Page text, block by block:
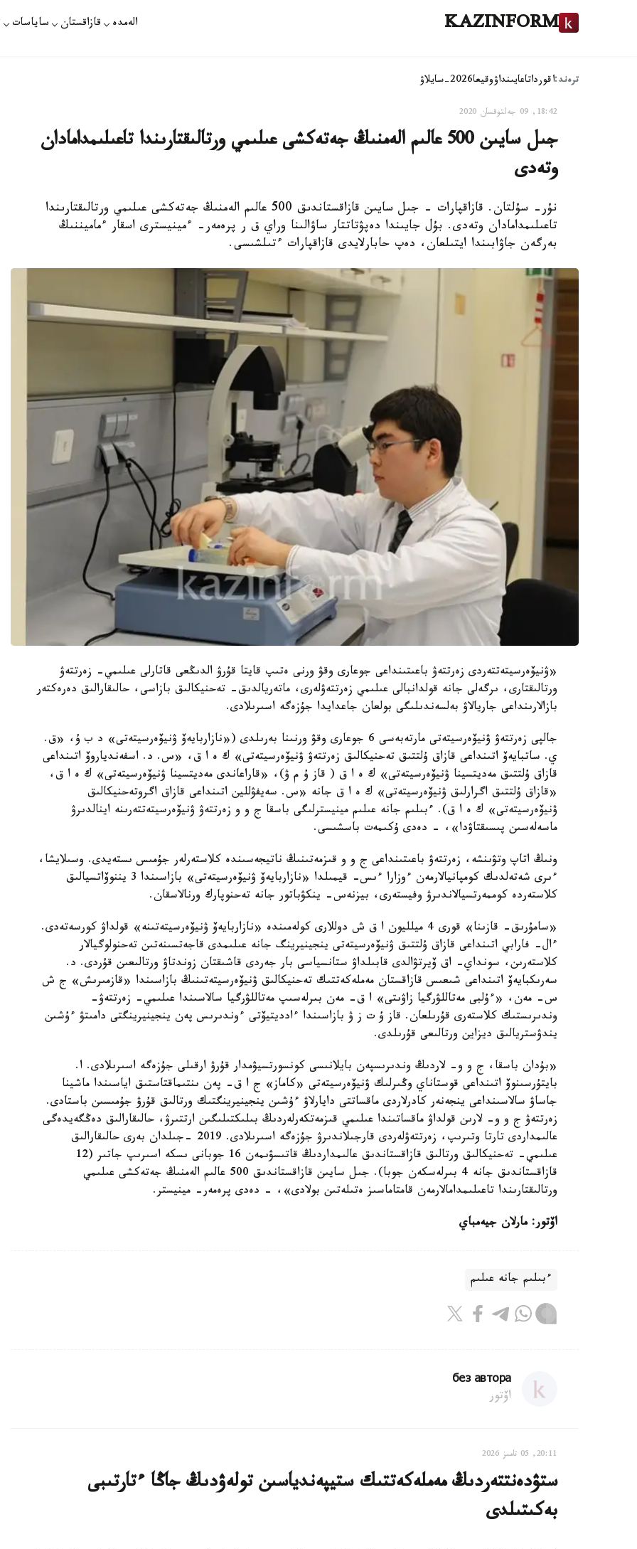
KAZINFORM الەمدە قازاقستان ساياسات
ترەند:اقورداتاعايىنداۋوقيعا2026-سايلاۋ
18:42, 09 جەلتوقسان 2020
جىل سايىن 500 عالىم الەمنىڭ جەتەكشى عىلىمي ورتالىقتارىندا تاعىلىمدامادان
وتەدى
نۇر- سۇلتان. قازاقپارات - جىل سايىن قازاقستاندىق 500 عالىم الەمنىڭ جەتەكشى عىلىمي ورتالىقتارىندا
تاعىلىمدامادان وتەدى. بۇل جايىندا دەپۋتاتتار ساۋالىنا وراي ق ر پرەمەر- ءمينيسترى اسقار ءماميننىڭ
بەرگەن جاۋابىندا ايتىلعان، دەپ حابارلايدى قازاقپارات ءتىلشىسى.
«ۋنيۆەرسيتەتتەردى زەرتتەۋ باعىتىنداعى جوعارى وقۋ ورنى ەتىپ قايتا قۇرۋ الدىڭعى قاتارلى عىلىمي- زەرتتەۋ
ورتالىقتارى، ىرگەلى جانە قولدانبالى عىلىمي زەرتتەۋلەرى، ماتەريالدىق- تەحنيكالىق بازاسى، حالىقارالىق دەرەكتەر
بازالارىنداعى جاريالاۋ بەلسەندىلىگى بولعان جاعدايدا جۇزەگە اسىرىلادى.
جالپى زەرتتەۋ ۋنيۆەرسيتەتى مارتەبەسى 6 جوعارى وقۋ ورنىنا بەرىلدى («نازاربايەۆ ۋنيۆەرسيتەتى» د ب ۇ، «ق.
ي. ساتبايەۆ اتىنداعى قازاق ۇلتتىق تەحنيكالىق زەرتتەۋ ۋنيۆەرسيتەتى» ك ە ا ق، «س. د. اسفەندياروۆ اتىنداعى
قازاق ۇلتتىق مەديتسينا ۋنيۆەرسيتەتى» ك ە ا ق ( قاز ۇ م ۋ)، «قاراعاندى مەديتسينا ۋنيۆەرسيتەتى» ك ە ا ق،
«قازاق ۇلتتىق اگرارلىق ۋنيۆەرسيتەتى» ك ە ا ق جانە «س. سەيفۋللين اتىنداعى قازاق اگروتەحنيكالىق
ۋنيۆەرسيتەتى» ك ە ا ق). ءبىلىم جانە عىلىم مينيسترلىگى باسقا ج و و زەرتتەۋ ۋنيۆەرسيتەتتەرىنە اينالدىرۋ
ماسەلەسىن پىسىقتاۋدا»، - دەدى ۇكىمەت باسشىسى.
ونىڭ اتاپ وتۋىنشە، زەرتتەۋ باعىتىنداعى ج و و قىزمەتىنىڭ ناتيجەسىندە كلاستەرلەر جۇمىس ىستەيدى. وسىلايشا،
ءىرى شەتەلدىك كومپانيالارمەن ءوزارا ءىس- قيمىلدا «نازاربايەۆ ۋنيۆەرسيتەتى» بازاسىندا 3 يننوۆاتسيالىق
كلاستەردە كوممەرتسيالاندىرۋ وفيستەرى، بيزنەس- ينكۋباتور جانە تەحنوپارك ورنالاسقان.
«سامۇرىق- قازىنا» قورى 4 ميلليون ا ق ش دوللارى كولەمىندە «نازاربايەۆ ۋنيۆەرسيتەتىنە» قولداۋ كورسەتەدى.
ءال- فارابي اتىنداعى قازاق ۇلتتىق ۋنيۆەرسيتەتى ينجينيرينگ جانە عىلىمدى قاجەتسىنەتىن تەحنولوگيالار
كلاستەرىن، سونداي- اق ۆيرتۋالدى قابىلداۋ ستانسياسى بار جەردى قاشىقتان زوندتاۋ ورتالىعىن قۇردى. د.
سەرىكبايەۆ اتىنداعى شىعىس قازاقستان مەملەكەتتىك تەحنيكالىق ۋنيۆەرسيتەتىنىڭ بازاسىندا «قازمىرىش» ج ش
س- مەن، «ءۇلبى مەتاللۋرگيا زاۋىتى» ا ق- مەن بىرلەسىپ مەتاللۋرگيا سالاسىندا عىلىمي- زەرتتەۋ-
وندىرىستىك كلاستەرى قۇرىلعان. قاز ۇ ت ز ۋ بازاسىندا ءادديتيۆتى ءوندىرىس پەن ينجينيرينگتى دامىتۋ ءۇشىن
يندۋستريالىق ديزاين ورتالىعى قۇرىلدى.
«بۇدان باسقا، ج و و- لاردىڭ وندىرىسپەن بايلانىسى كونسورتسيۋمدار قۇرۋ ارقىلى جۇزەگە اسىرىلادى. ا.
بايتۇرسىنوۆ اتىنداعى قوستاناي وڭىرلىك ۋنيۆەرسيتەتى «كاماز» ج ا ق- پەن ىنتىماقتاستىق اياسىندا ماشينا
جاساۋ سالاسىنداعى ينجەنەر كادرلاردى ماقساتتى دايارلاۋ ءۇشىن ينجينيرينگتىك ورتالىق قۇرۋ جۇمىسىن باستادى.
زەرتتەۋ ج و و- لارىن قولداۋ ماقساتىندا عىلىمي قىزمەتكەرلەردىڭ بىلىكتىلىگىن ارتتىرۋ، حالىقارالىق دەڭگەيدەگى
عالىمداردى تارتا وتىرىپ، زەرتتەۋلەردى قارجىلاندىرۋ جۇزەگە اسىرىلادى. 2019 -جىلدان بەرى حالىقارالىق
عىلىمي- تەحنيكالىق ورتالىق قازاقستاندىق عالىمداردىڭ قاتىسۋىمەن 16 جوبانى ىسكە اسىرىپ جاتىر (12
قازاقستاندىق جانە 4 بىرلەسكەن جوبا). جىل سايىن قازاقستاندىق 500 عالىم الەمنىڭ جەتەكشى عىلىمي
ورتالىقتارىندا تاعىلىمدامالارمەن قامتاماسىز ەتىلەتىن بولادى»، - دەدى پرەمەر- مينيستر.
اۆتور: مارلان جيەمباي
ءبىلىم جانە عىلىم
без автора
اۆتور
20:11, 05 تامىز 2026
ستۋدەنتتەردىڭ مەملەكەتتىك ستيپەندياسىن تولەۋدىڭ جاڭا ءتارتىبى
بەكىتىلدى